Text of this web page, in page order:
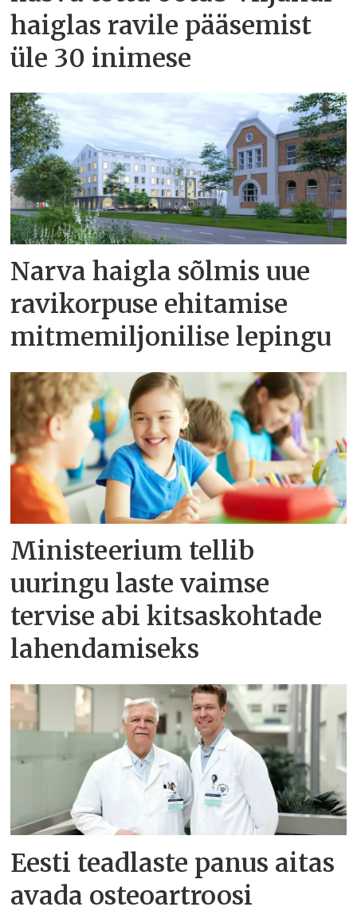
haiglas ravile pääsemist
üle 30 inimese
Narva haigla sõlmis uue
ravikorpuse ehitamise
mitmemiljonilise lepingu
Ministeerium tellib
uuringu laste vaimse
tervise abi kitsaskohtade
lahendamiseks
Eesti teadlaste panus aitas
avada osteoartroosi